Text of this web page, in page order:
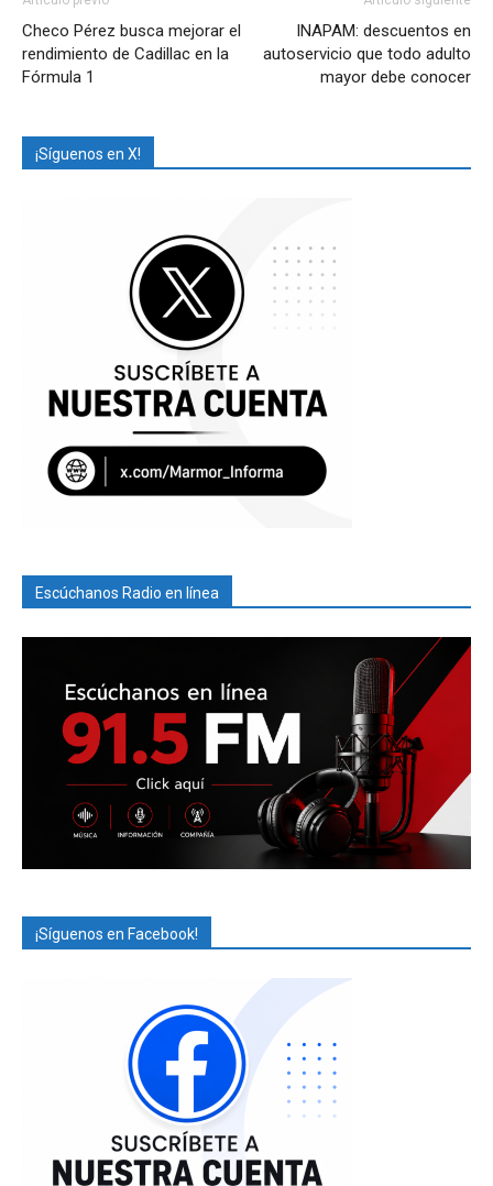
Checo Pérez busca mejorar el
rendimiento de Cadillac en la
Fórmula 1
INAPAM: descuentos en
autoservicio que todo adulto
mayor debe conocer
¡Síguenos en X!
Escúchanos Radio en línea
¡Síguenos en Facebook!